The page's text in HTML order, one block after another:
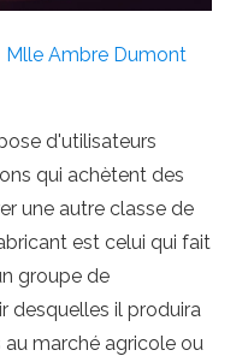
Mlle Ambre Dumont
d'utilisateurs
qui achètent des
une autre classe de
est celui qui fait
groupe de
desquelles il produira
marché agricole ou